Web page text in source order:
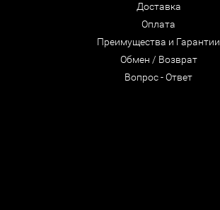
Доставка
Оплата
Преимущества и Гарантии
Обмен / Возврат
Вопрос - Ответ